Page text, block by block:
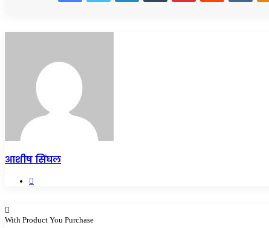
आशीष सिंघल
With Product You Purchase